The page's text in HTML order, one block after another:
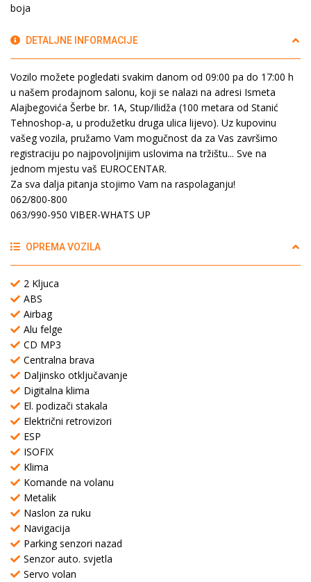
boja
DETALJNE INFORMACIJE
Vozilo možete pogledati svakim danom od 09:00 pa do 17:00 h
u našem prodajnom salonu, koji se nalazi na adresi Ismeta
Alajbegovića Šerbe br. 1A, Stup/Ilidža (100 metara od Stanić
Tehnoshop-a, u produžetku druga ulica lijevo). Uz kupovinu
vašeg vozila, pružamo Vam mogučnost da za Vas završimo
registraciju po najpovoljnijim uslovima na tržištu... Sve na
jednom mjestu vaš EUROCENTAR.
Za sva dalja pitanja stojimo Vam na raspolaganju!
062/800-800
063/990-950 VIBER-WHATS UP
OPREMA VOZILA
2 Kljuca
ABS
Airbag
Alu felge
CD MP3
Centralna brava
Daljinsko otključavanje
Digitalna klima
El. podizači stakala
Električni retrovizori
ESP
ISOFIX
Klima
Komande na volanu
Metalik
Naslon za ruku
Navigacija
Parking senzori nazad
Senzor auto. svjetla
Servo volan